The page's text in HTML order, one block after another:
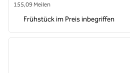
155,09 Meilen
Frühstück im Preis inbegriffen
1 von 4